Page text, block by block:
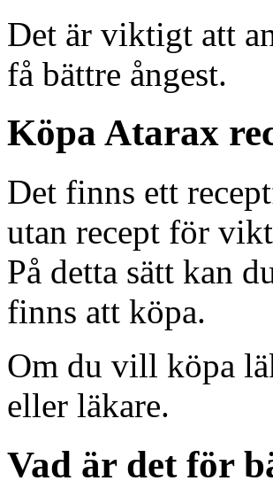
Det är viktigt att
få bättre ångest.
Köpa Atarax
Det finns ett
utan recept för
På detta sätt kan
finns att köpa.
Om du vill köpa
eller läkare.
Vad är det för